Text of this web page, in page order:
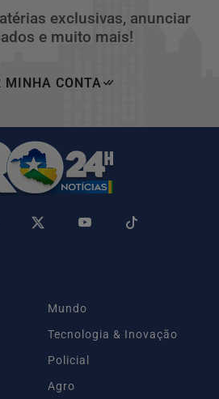
exclusivas, anunciar
e muito mais!
MINHA CONTA
Mundo
Tecnologia & Inovação
Policial
Agro